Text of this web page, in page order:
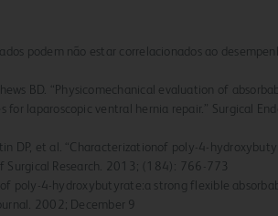
podem não estar correlacionados ao
BD. “Physicomechanical evaluation of
for laparoscopic ventral hernia repair.” Surgical
DP, et al. “Characterizationof poly-4-
Surgical Research. 2013; (184): 766-773
poly-4-hydroxybutyrate:a strong flexible
2002; December 9